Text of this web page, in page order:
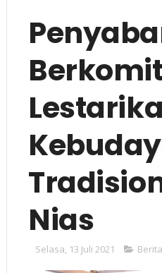
Nias
Selasa, 13 Juli 2021 Berita